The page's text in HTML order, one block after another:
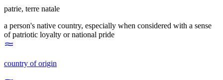
patrie, terre natale
a person's native country, especially when considered with a sense
of patriotic loyalty or national pride
country of origin